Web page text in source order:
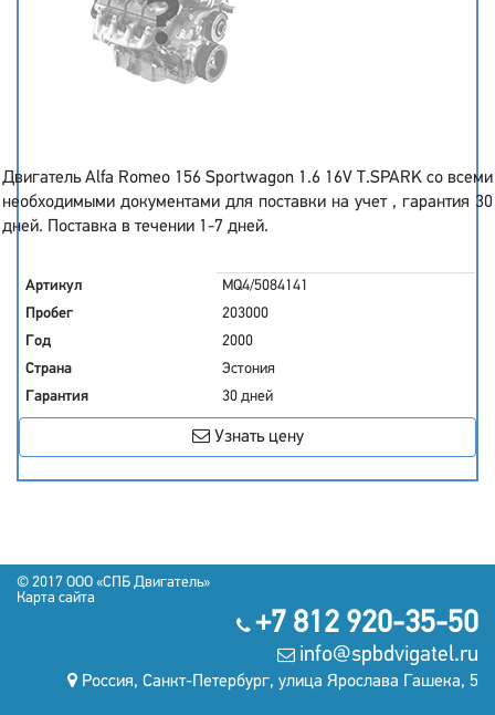
Двигатель Alfa Romeo 156 Sportwagon 1.6 16V T.SPARK со всеми
необходимыми документами для поставки на учет , гарантия 30
дней. Поставка в течении 1-7 дней.
Артикул
MQ4/5084141
Пробег
203000
Год
2000
Страна
Эстония
Гарантия
30 дней
Узнать цену
© 2017 OOO «СПБ Двигатель»
Карта сайта
+7 812 920-35-50
info@spbdvigatel.ru
Россия, Санкт-Петербург, улица Ярослава Гашека, 5